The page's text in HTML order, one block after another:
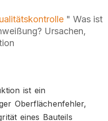
" Was ist
Ursachen,
ist ein
Oberflächenfehler,
eines Bauteils